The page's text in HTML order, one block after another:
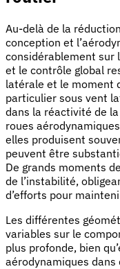
Au-delà de la
conception et
considérablement sur
et le contrôle global
latérale et le moment
particulier sous vent
dans la réactivité de
roues
elles produisent
peuvent être
De grands moments
de l’instabilité,
d’efforts pour
Les différentes
variables sur le
plus profonde, bien
aérodynamiques